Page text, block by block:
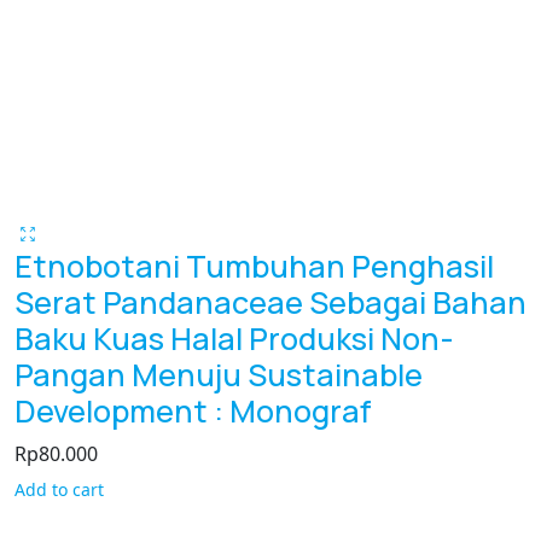
Etnobotani Tumbuhan Penghasil
Serat Pandanaceae Sebagai Bahan
Baku Kuas Halal Produksi Non-
Pangan Menuju Sustainable
Development : Monograf
Rp80.000
Add to cart